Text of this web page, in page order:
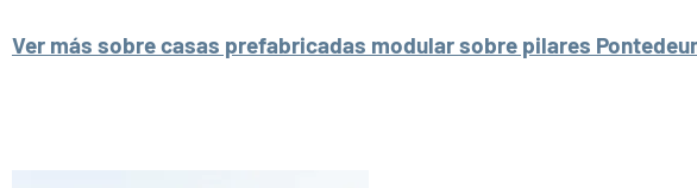
Ver más sobre casas prefabricadas modular sobre pilares